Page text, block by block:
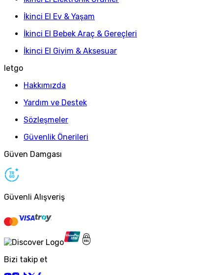
İkinci El Ev & Yaşam
İkinci El Bebek Araç & Gereçleri
İkinci El Giyim & Aksesuar
letgo
Hakkımızda
Yardım ve Destek
Sözleşmeler
Güvenlik Önerileri
Güven Damgası
Güvenli Alışveriş
Bizi takip et